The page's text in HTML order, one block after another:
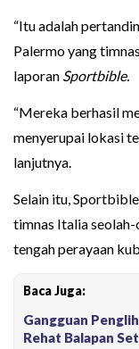
“Itu adalah
Palermo yang
laporan Sportbible.
“Mereka berhasil
menyerupai lokasi
lanjutnya.
Selain itu,
timnas Italia
tengah perayaan
Baca Juga:
Gangguan
Rehat Balapan